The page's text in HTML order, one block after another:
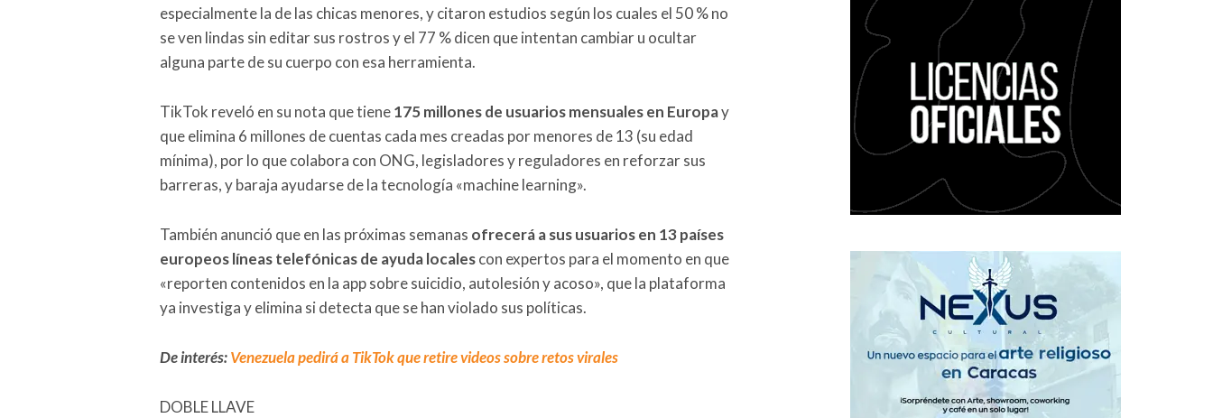
especialmente la de las chicas menores, y citaron estudios según los cuales el 50 % no
se ven lindas sin editar sus rostros y el 77 % dicen que intentan cambiar u ocultar
alguna parte de su cuerpo con esa herramienta.
TikTok reveló en su nota que tiene175 millones de usuarios mensuales en Europay
que elimina 6 millones de cuentas cada mes creadas por menores de 13 (su edad
mínima), por lo que colabora con ONG, legisladores y reguladores en reforzar sus
barreras, y baraja ayudarse de la tecnología «machine learning».
También anunció que en las próximas semanas ofrecerá a sus usuarios en 13 países
europeos líneas telefónicas de ayuda localescon expertos para el momento en que
«reporten contenidos en la app sobre suicidio, autolesión y acoso», que la plataforma
ya investiga y elimina si detecta que se han violado sus políticas.
De interés:Venezuela pedirá a TikTok que retire videos sobre retos virales
DOBLE LLAVE